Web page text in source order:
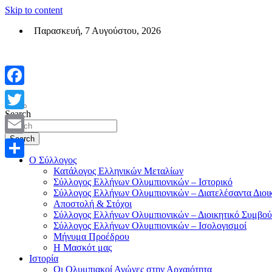
Skip to content
Παρασκευή, 7 Αυγούστου, 2026
Επίσημη σελίδα του θεσμικού φορεά των Ελλήνων Ολυμπιονικών
Search
Search
Ο Σύλλογος
Κατάλογος Ελληνικών Μεταλίων
Σύλλογος Ελλήνων Ολυμπιονικών – Ιστορικό
Σύλλογος Ελλήνων Ολυμπιονικών – Διατελέσαντα
Αποστολή & Στόχοι
Σύλλογος Ελλήνων Ολυμπιονικών – Διοικητικό
Σύλλογος Ελλήνων Ολυμπιονικών – Ισολογισμοί
Μήνυμα Προέδρου
Η Μασκότ μας
Ιστορία
Οι Ολυμπιακοί Αγώνες στην Αρχαιότητα
Facebook
Twitter
Email
Μοιραστείτε